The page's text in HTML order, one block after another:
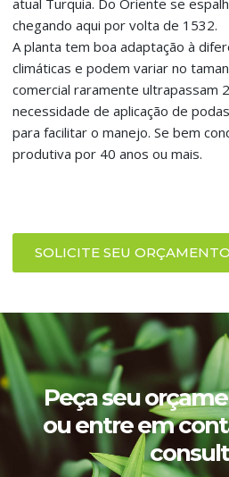
atual Turquia. Do Oriente se
chegando aqui por volta de 1532.
A planta tem boa adaptação à
climáticas e podem variar no
comercial raramente ultrapassam
necessidade de aplicação de
para facilitar o manejo. Se bem
produtiva por 40 anos ou mais.
SOLICITE SEU ORÇAMENTO
Peça seu
ou entre em